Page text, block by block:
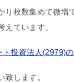
り枚数集めて微増
えています。
投資法人(2979)
致します。